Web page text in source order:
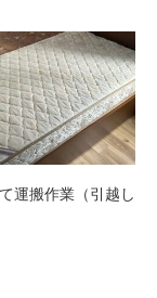
運搬作業（引越し